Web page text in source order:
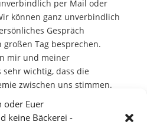
oder Euer
keine Bäckerei -
per Mail oder
können ganz unverbindlich
Gespräch
Tag besprechen.
mir und meiner
wichtig, dass die
zwischen uns stimmen.
als ein
Euren Vorstellungen und
kreativen und technischen